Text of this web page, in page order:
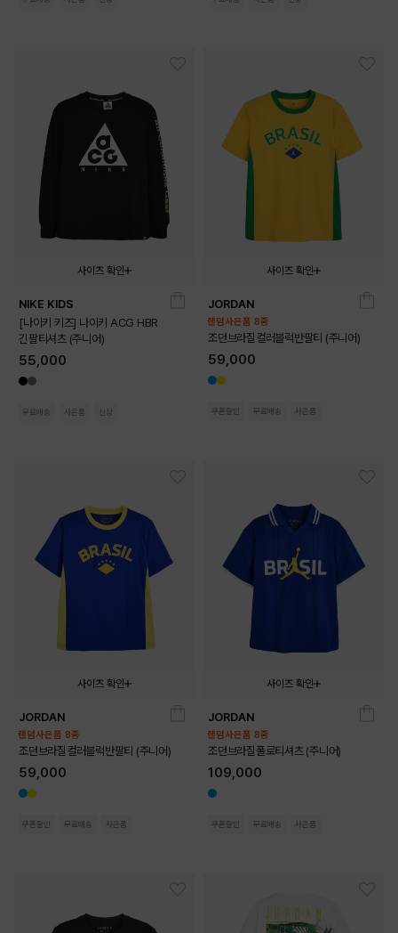
사이즈 확인
NIKE KIDS
[나이키 키즈] 나이키 ACG HBR
긴팔티셔츠 (주니어)
55,000
무료배송 사은품 신상
사이즈 확인
JORDAN
랜덤사은품 8종
조던브라질컬러블럭반팔티 (주니어)
59,000
쿠폰할인 무료배송 사은품
사이즈 확인
JORDAN
랜덤사은품 8종
조던브라질컬러블럭반팔티 (주니어)
59,000
쿠폰할인 무료배송 사은품
사이즈 확인
JORDAN
랜덤사은품 8종
조던브라질폴로티셔츠 (주니어)
109,000
쿠폰할인 무료배송 사은품